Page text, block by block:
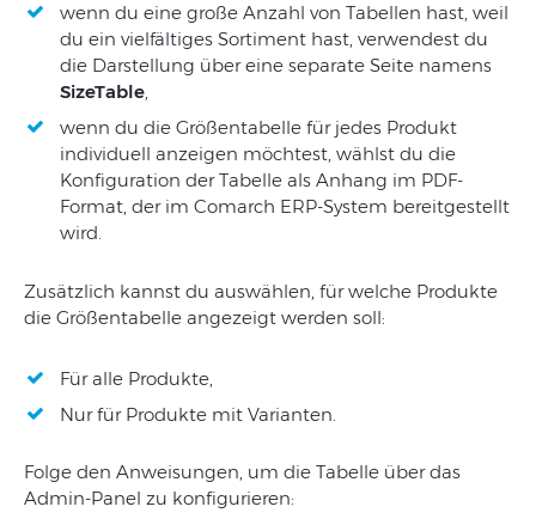
wenn du eine große Anzahl von Tabellen hast, weil
du ein vielfältiges Sortiment hast, verwendest du
die Darstellung über eine separate Seite namens
SizeTable,
wenn du die Größentabelle für jedes Produkt
individuell anzeigen möchtest, wählst du die
Konfiguration der Tabelle als Anhang im PDF-
Format, der im Comarch ERP-System bereitgestellt
wird.
Zusätzlich kannst du auswählen, für welche Produkte
die Größentabelle angezeigt werden soll:
Für alle Produkte,
Nur für Produkte mit Varianten.
Folge den Anweisungen, um die Tabelle über das
Admin-Panel zu konfigurieren: